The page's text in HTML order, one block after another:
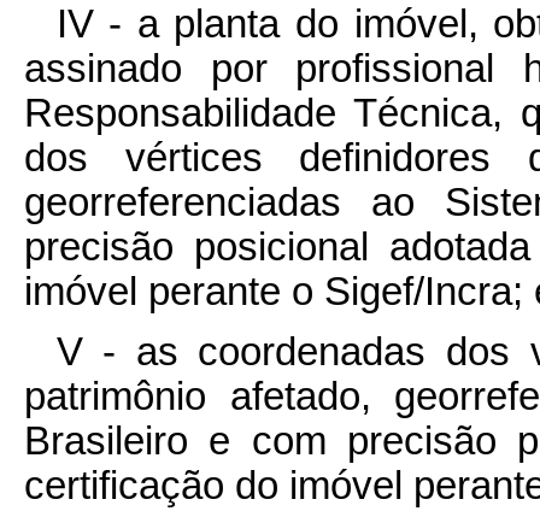
IV - a planta do imóvel,
assinado por profissional
Responsabilidade Técnica,
dos vértices definidores
georreferenciadas ao
precisão posicional
imóvel perante o Sigef/Incra;
V - as coordenadas dos
patrimônio afetado,
Brasileiro e com precisão
certificação do imóvel